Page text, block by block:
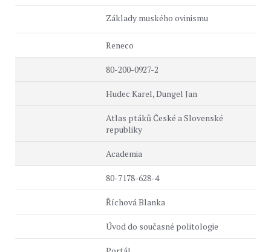
Základy muského ovinismu
Reneco
80-200-0927-2
Hudec Karel, Dungel Jan
Atlas ptáků České a Slovenské
republiky
Academia
80-7178-628-4
Říchová Blanka
Úvod do současné politologie